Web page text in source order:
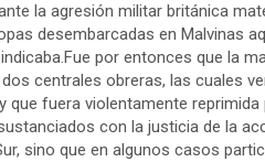
la agresión militar británica
desembarcadas en Malvinas
por entonces que la
centrales obreras, las cuales
que fuera violentamente
con la justicia de la
sino que en algunos casos